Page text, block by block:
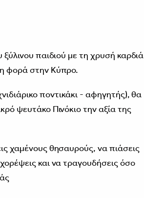
παιδιού με τη χρυσή καρδιά
φορά στην Κύπρο.
ποντικάκι - αφηγητής), θα
ψευτάκο Πινόκιο την αξία της
χαμένους θησαυρούς, να πιάσεις
και να τραγουδήσεις όσο